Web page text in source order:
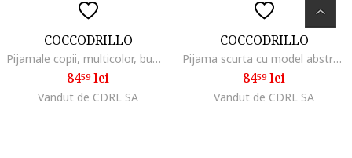
COCCODRILLO
Pijamale copii, multicolor, bumbac, set cu motive amuzante
8459lei
Vandut de CDRL SA
COCCODRILLO
Pijama scurta cu model abstract, Albastru
8459lei
Vandut de CDRL SA